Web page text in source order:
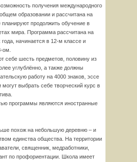
получения международного
образовании и рассчитана на
продолжить обучение в
мира. Программа рассчитана на
года, начинается в 12-м классе и
ом.
себе шесть предметов, половину из
углублённо, а также должны
работу на 4000 знаков, эссе
могут выбрать себе творческий курс в
программы являются иностранные
похож на небольшую деревню – и
единства общества. На территории
священник, медработники,
по профориентации. Школа имеет